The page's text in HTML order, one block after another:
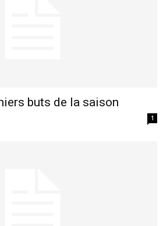
buts de la saison
1